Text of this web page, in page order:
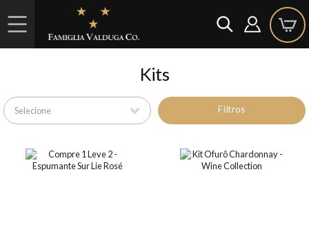
Kits
Filtros